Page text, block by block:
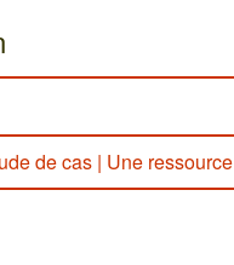
de cas| Une ressource